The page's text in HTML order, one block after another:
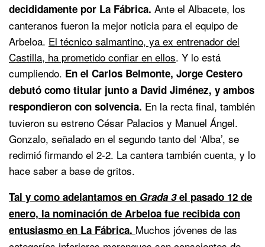
decididamente por La Fábrica. Ante el Albacete, los
canteranos fueron la mejor noticia para el equipo de
Arbeloa. El técnico salmantino, ya ex entrenador del
Castilla, ha prometido confiar en ellos. Y lo está
cumpliendo. En el Carlos Belmonte, Jorge Cestero
debutó como titular junto a David Jiménez, y ambos
respondieron con solvencia. En la recta final, también
tuvieron su estreno César Palacios y Manuel Ángel.
Gonzalo, señalado en el segundo tanto del ‘Alba’, se
redimió firmando el 2-2. La cantera también cuenta, y lo
hace saber a base de gritos.
Tal y como adelantamos en Grada 3el pasado 12 de
enero, la nominación de Arbeloa fue recibida con
entusiasmo en La Fábrica. Muchos jóvenes de las